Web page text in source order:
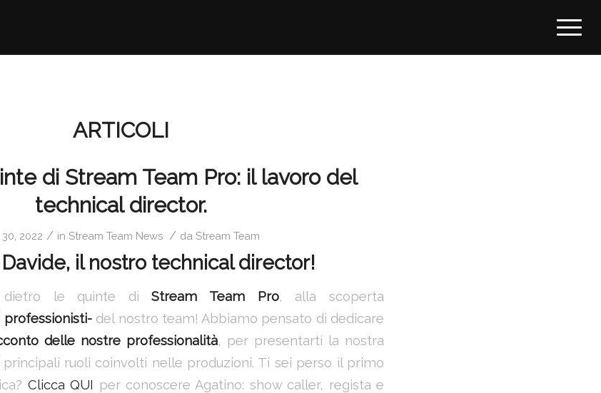
ARTICOLI
di Stream Team Pro: il lavoro del
technical director.
30, 2022 / in Stream Team News / da Stream Team
il nostro technical director!
dietro le quinte diStream Team Pro, alla scoperta
professionisti- del nostro team! Abbiamo pensato di dedicare
delle nostre professionalità, per presentarti la nostra
ruoli coinvolti nelle produzioni. Ti sei perso il primo
Clicca QUI per conoscere Agatino: show caller, regista e